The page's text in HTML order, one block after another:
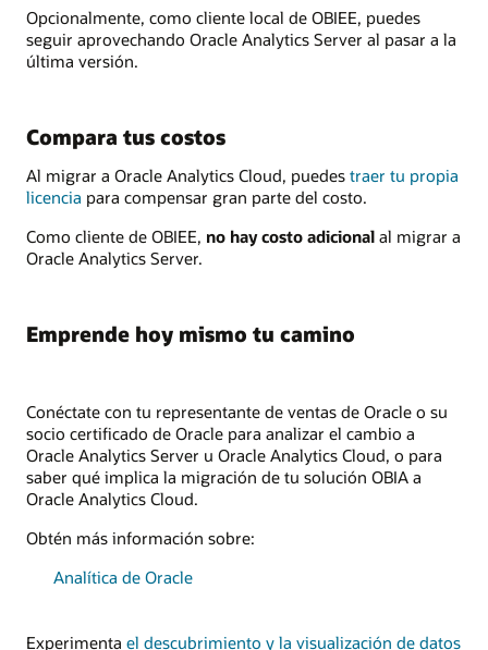
Opcionalmente, como cliente local de OBIEE, puedes
seguir aprovechando Oracle Analytics Server al pasar a la
última versión.
Compara tus costos
Al migrar a Oracle Analytics Cloud, puedes traer tu propia
licencia para compensar gran parte del costo.
Como cliente de OBIEE, no hay costo adicional al migrar a
Oracle Analytics Server.
Emprende hoy mismo tu camino
Conéctate con tu representante de ventas de Oracle o su
socio certificado de Oracle para analizar el cambio a
Oracle Analytics Server u Oracle Analytics Cloud, o para
saber qué implica la migración de tu solución OBIA a
Oracle Analytics Cloud.
Obtén más información sobre:
Analítica de Oracle
Experimenta el descubrimiento y la visualización de datos